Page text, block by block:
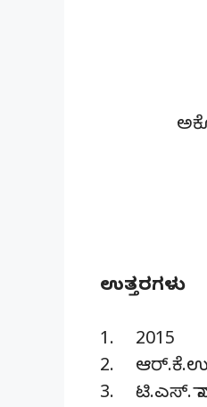
ಉತ್ತರಗಳು
1. 2015
2.
3. ಟಿ.ಎಸ್.